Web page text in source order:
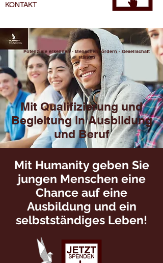
KONTAKT
Potenziale erkennen - Menschen fördern - Gesellschaft
stärken
Mit Qualifizierung und
Begleitung in Ausbildung
und Beruf
Mit Humanity geben Sie
jungen Menschen eine
Chance auf eine
Ausbildung und ein
selbstständiges Leben!